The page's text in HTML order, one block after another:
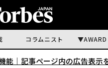
コラムニスト AWARD
能｜ 記事ページ内の広告表示